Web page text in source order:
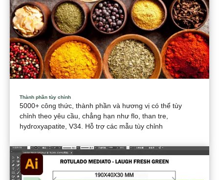
Thành phần tùy chỉnh
5000+ công thức, thành phần và hương vị có thể tùy
chỉnh theo yêu cầu, chẳng hạn như flo, than tre,
hydroxyapatite, V34. Hỗ trợ các mẫu tùy chỉnh